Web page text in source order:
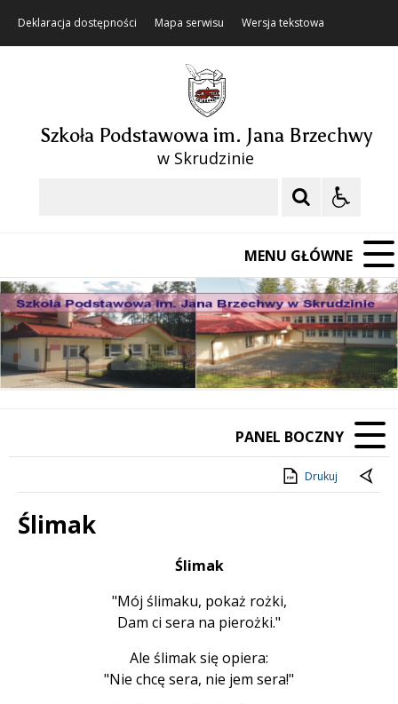
Deklaracja dostępności Mapa serwisu Wersja tekstowa
Szkoła Podstawowa im. Jana Brzechwy
w Skrudzinie
MENU GŁÓWNE
Poprzedni Element
Następny Element
❚❚
PANEL BOCZNY
Drukuj
Ślimak
Ślimak
"Mój ślimaku, pokaż rożki,
Dam ci sera na pierożki."
Ale ślimak się opiera:
"Nie chcę sera, nie jem sera!"